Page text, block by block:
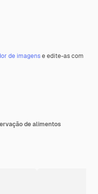
de imagense edite-as com
de alimentos